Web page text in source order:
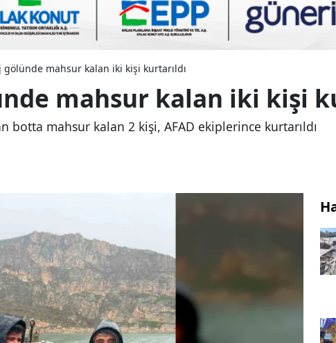
gölünde mahsur kalan iki kişi kurtarıldı
mahsur kalan iki kişi
botta mahsur kalan 2 kişi, AFAD ekiplerince kurtarıldı